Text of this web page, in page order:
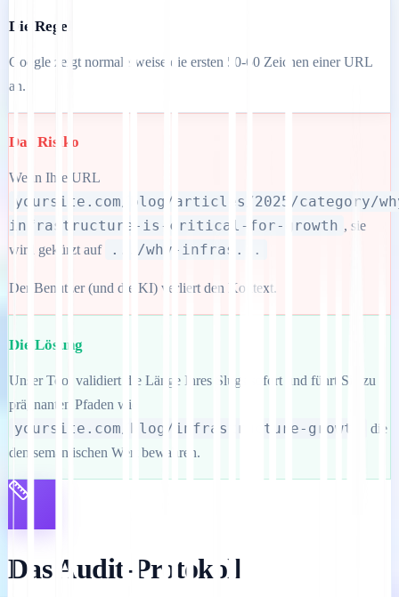
Die Regel
Google zeigt normalerweise die ersten 50-60 Zeichen einer URL
an.
Das Risiko
Wenn Ihre URL
yoursite.com/blog/articles/2025/category/
infrastructure-is-critical-for-growth , sie
wird gekürzt auf
.../why-infras...
Der Benutzer (und die KI) verliert den Kontext.
Die Lösung
Unser Tool validiert die Länge Ihres Slugs sofort und führt Sie zu
prägnanten Pfaden wie
yoursite.com/blog/infrastructure-growth
die
den semantischen Wert bewahren.
Das Audit-Protokoll